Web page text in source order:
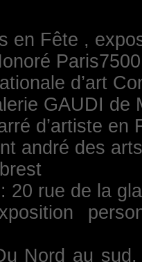
en Fête ,
d’art
GAUDI de
d’artiste en
andré des
20 rue de la
Nord au